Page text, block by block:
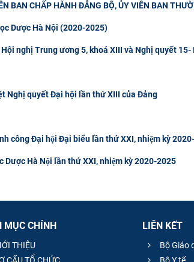
BAN CHẤP HÀNH ĐẢNG BỘ, ỦY VIÊN BAN
Dược Hà Nội (2020-2025)
nghị Trung ương 5, khoá XIII và Nghị quyết 15-
Nghị quyết Đại hội lần thứ XIII của Đảng
công Đại hội Đại biểu lần thứ XXI, nhiệm kỳ
Hà Nội lần thứ XXI, nhiệm kỳ 2020-2025
MỤC CHÍNH
THIỆU
LIÊN KẾT
Bộ Giáo